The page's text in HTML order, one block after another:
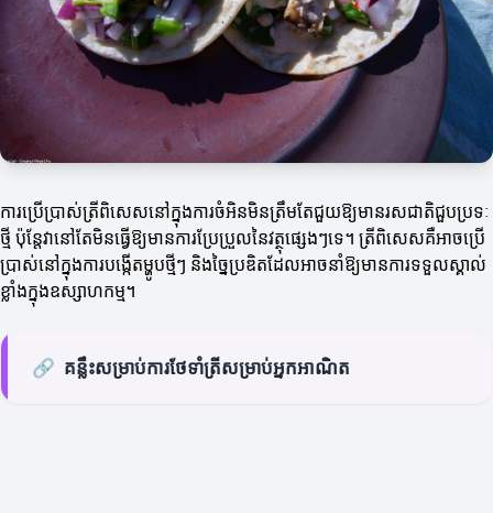
ការប្រើប្រាស់ត្រីពិសេសនៅក្នុងការចំអិនមិនត្រឹមតែជួយឱ្យមានរសជាតិជួបប្រទៈ
ថ្មី ប៉ុន្តែវានៅតែមិនធ្វើឱ្យមានការប្រែប្រួលនៃវត្ថុផ្សេងៗទេ។ ត្រីពិសេសគឺអាចប្រើ
ប្រាស់នៅក្នុងការបង្កើតម្ហូបថ្មីៗ និងច្នៃប្រឌិតដែលអាចនាំឱ្យមានការទទួលស្គាល់
ខ្លាំងក្នុងឧស្សាហកម្ម។
🔗 គន្លឹះសម្រាប់ការថែទាំត្រីសម្រាប់អ្នកអាណិត